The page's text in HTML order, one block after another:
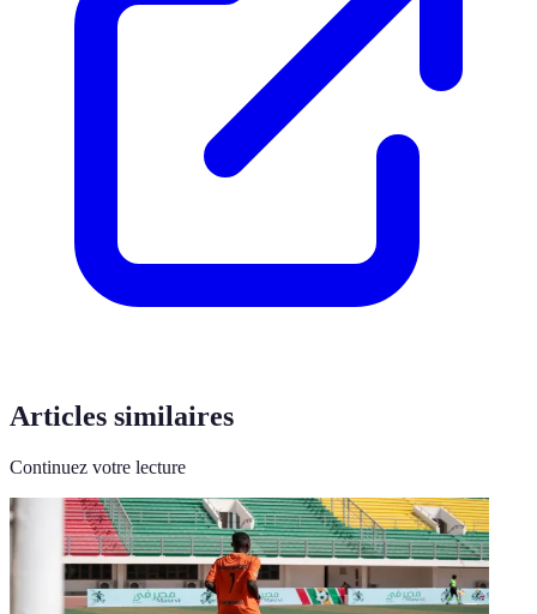
Articles similaires
Continuez votre lecture